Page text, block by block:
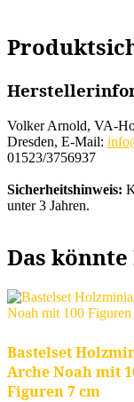
Volker Arnold, VA-
Dresden, E-Mail:
01523/3756937
Sicherheitshinweis:
unter 3 Jahren.
Das
Bastelset
Arche Noah mit
Figuren 7 cm